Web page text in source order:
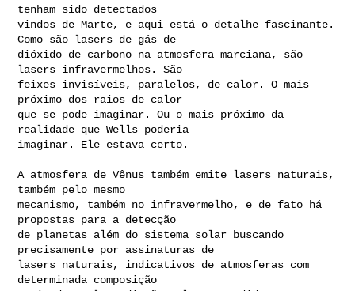
tenham sido detectados
vindos de Marte, e aqui está o detalhe fascinante.
Como são lasers de gás de
dióxido de carbono na atmosfera marciana, são
lasers infravermelhos. São
feixes invisíveis, paralelos, de calor. O mais
próximo dos raios de calor
que se pode imaginar. Ou o mais próximo da
realidade que Wells poderia
imaginar. Ele estava certo.
A atmosfera de Vênus também emite lasers naturais,
também pelo mesmo
mecanismo, também no infravermelho, e de fato há
propostas para a detecção
de planetas além do sistema solar buscando
precisamente por assinaturas de
lasers naturais, indicativos de atmosferas com
determinada composição